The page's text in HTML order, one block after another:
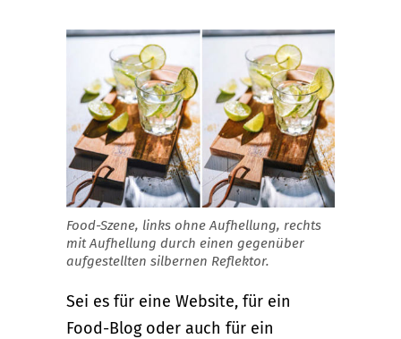
Food-Szene, links ohne Aufhellung, rechts
mit Aufhellung durch einen gegenüber
aufgestellten silbernen Reflektor.
Sei es für eine Website, für ein
Food-Blog oder auch für ein